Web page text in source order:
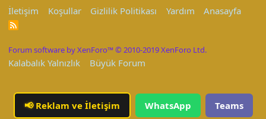
İletişim
Koşullar Gizlilik Politikası Yardım Anasayfa
R
Forum software by XenForo™ © 2010-2019 XenForo Ltd.
Kalabalık Yalnızlık Büyük Forum
📢Reklam ve İletişim WhatsApp Teams